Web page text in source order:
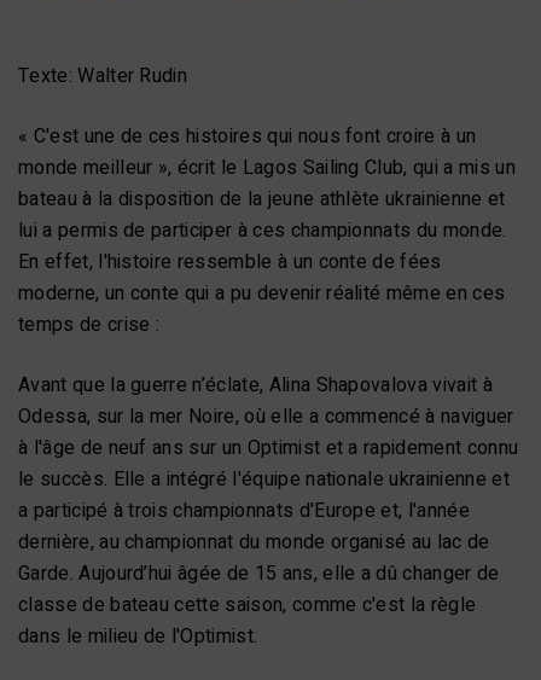
Texte: Walter Rudin
« C'est une de ces histoires qui nous font croire à un
monde meilleur », écrit le Lagos Sailing Club, qui a mis un
bateau à la disposition de la jeune athlète ukrainienne et
lui a permis de participer à ces championnats du monde.
En effet, l'histoire ressemble à un conte de fées
moderne, un conte qui a pu devenir réalité même en ces
temps de crise :
Avant que la guerre n’éclate, Alina Shapovalova vivait à
Odessa, sur la mer Noire, où elle a commencé à naviguer
à l'âge de neuf ans sur un Optimist et a rapidement connu
le succès. Elle a intégré l'équipe nationale ukrainienne et
a participé à trois championnats d'Europe et, l'année
dernière, au championnat du monde organisé au lac de
Garde. Aujourd’hui âgée de 15 ans, elle a dû changer de
classe de bateau cette saison, comme c'est la règle
dans le milieu de l'Optimist.